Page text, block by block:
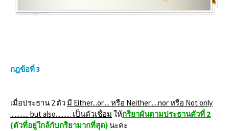
กฎข้อที่ 3
เมื่อประธาน 2 ตัว มี Either...or.... หรือ Neither.....nor หรือ Not only
............ but also.......... เป็นตัวเชื่อม ให้กริยาผันตามประธานตัวที่ 2
(ตัวที่อยู่ใกล้กับกริยามากที่สุด)นะคะ